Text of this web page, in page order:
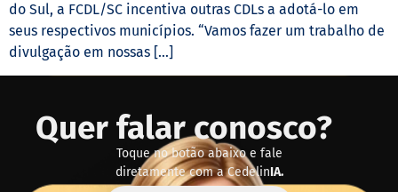
do Sul, a FCDL/SC incentiva outras CDLs a adotá-lo em
seus respectivos municípios. “Vamos fazer um trabalho de
divulgação em nossas […]
Quer falar conosco?
Toque no botão abaixo e fale
diretamente com a CedelinIA.